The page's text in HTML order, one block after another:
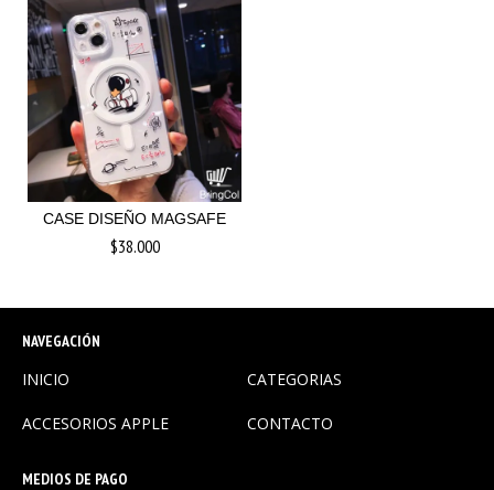
CASE DISEÑO MAGSAFE
$38.000
NAVEGACIÓN
INICIO CATEGORIAS
ACCESORIOS APPLE CONTACTO
MEDIOS DE PAGO